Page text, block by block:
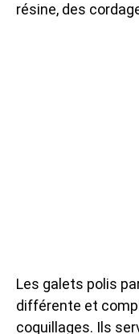
résine, des
Les galets polis
différente et
coquillages. Ils